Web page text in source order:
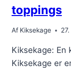
toppings
Af Kiksekage
Kiksekage: En
Kiksekage er